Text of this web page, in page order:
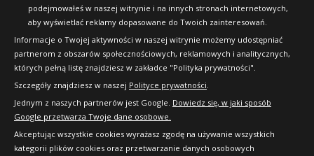
podejmowałeś w naszej witrynie i na innych stronach internetowych,
aby wyświetlać reklamy dopasowane do Twoich zainteresowań.
Informacje o Twojej aktywności w naszej witrynie możemy udostępniać
partnerom z obszarów społecznościowych, reklamowych i analitycznych,
których pełną listę znajdziesz w zakładce "Polityka prywatności".
Szczegóły znajdziesz w naszej Polityce prywatności.
Jednym z naszych partnerów jest Google. Dowiedz się, w jaki sposób
Google przetwarza Twoje dane osobowe.
Akceptując wszystkie cookies wyrażasz zgodę na używanie wszystkich
kategorii plików cookies oraz przetwarzanie danych osobowych